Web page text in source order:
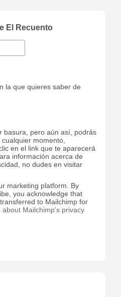
El Recuento
la que quieres saber de
basura, pero aún así, podrás
momento,
en el link que te aparecerá
información acerca de
no dudes en visitar
marketing platform. By
you acknowledge that
to Mailchimp for
about Mailchimp's privacy